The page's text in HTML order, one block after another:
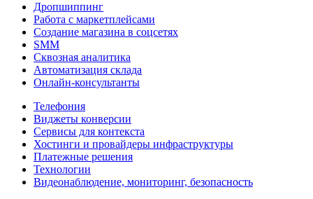
Дропшиппинг
Работа с маркетплейсами
Создание магазина в соцсетях
SMM
Сквозная аналитика
Автоматизация склада
Онлайн-консультанты
Телефония
Виджеты конверсии
Сервисы для контекста
Хостинги и провайдеры инфраструктуры
Платежные решения
Технологии
Видеонаблюдение, мониторинг, безопасность